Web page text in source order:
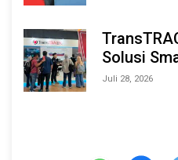
Solusi
Juli 28, 2026